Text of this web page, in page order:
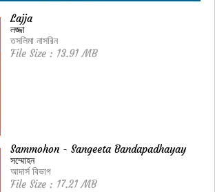
Lajja
লজ্জা
তসলিমা নাসরিন
File Size : 13.91 MB
Sammohon - Sangeeta Bandapadhayay
সম্মোহন
আদার্স বিভাগ
File Size : 17.21 MB